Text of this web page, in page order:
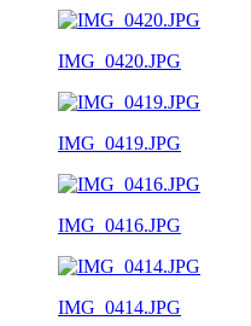
IMG_0420.JPG
IMG_0419.JPG
IMG_0416.JPG
IMG_0414.JPG